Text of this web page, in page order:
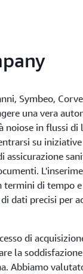
Symbeo,
una vera
noiose in flussi di
su
assicurazione
termini di tempo
dati precisi per
di
la
Abbiamo